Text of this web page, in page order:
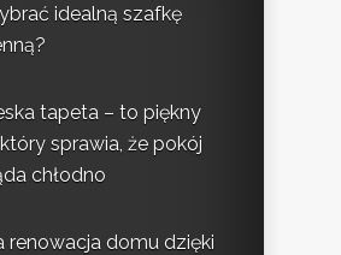
idealną szafkę
tapeta – to piękny
sprawia, że pokój
chłodno
renowacja domu dzięki